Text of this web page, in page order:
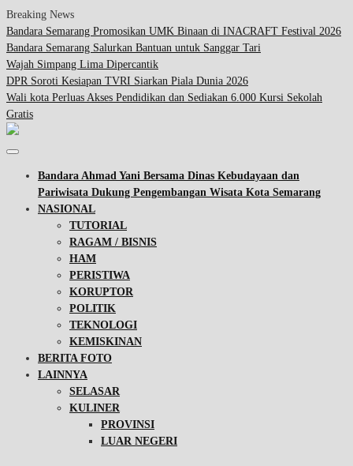
Breaking News
Bandara Semarang Promosikan UMK Binaan di INACRAFT Festival 2026
Bandara Semarang Salurkan Bantuan untuk Sanggar Tari
Wajah Simpang Lima Dipercantik
DPR Soroti Kesiapan TVRI Siarkan Piala Dunia 2026
Wali kota Perluas Akses Pendidikan dan Sediakan 6.000 Kursi Sekolah
Gratis
Bandara Ahmad Yani Bersama Dinas Kebudayaan dan
Pariwisata Dukung Pengembangan Wisata Kota Semarang
NASIONAL
TUTORIAL
RAGAM / BISNIS
HAM
PERISTIWA
KORUPTOR
POLITIK
TEKNOLOGI
KEMISKINAN
BERITA FOTO
LAINNYA
SELASAR
KULINER
PROVINSI
LUAR NEGERI